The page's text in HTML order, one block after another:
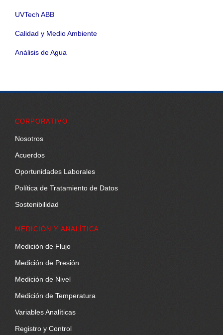
UVTech ABB
Calidad y Medio Ambiente
Análisis de Agua
CORPORATIVO
Nosotros
Acuerdos
Oportunidades Laborales
Política de Tratamiento de Datos
Sostenibilidad
MEDICIÓN Y ANALÍTICA
Medición de Flujo
Medición de Presión
Medición de Nivel
Medición de Temperatura
Variables Analíticas
Registro y Control